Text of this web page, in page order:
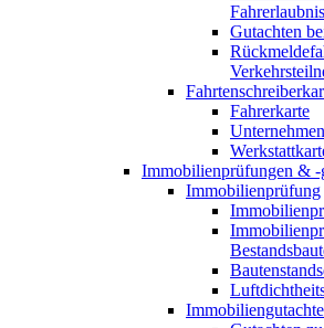
Gutachten
Fahrerkarte
Immobilienprüfungen & -
Immobilienprüfung